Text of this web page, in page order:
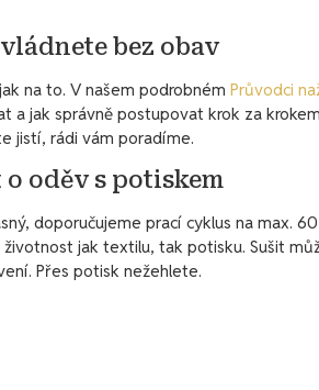
bez obav
na to. V našem podrobnémPrůvodci
jak správně postupovat krok za
jistí, rádi vám poradíme.
oděv s potiskem
doporučujeme prací cyklus na max. 60
jak textilu, tak potisku. Sušit
Přes potisk nežehlete.